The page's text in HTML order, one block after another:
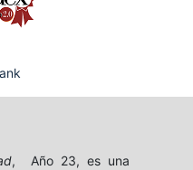
, Año 23, es una